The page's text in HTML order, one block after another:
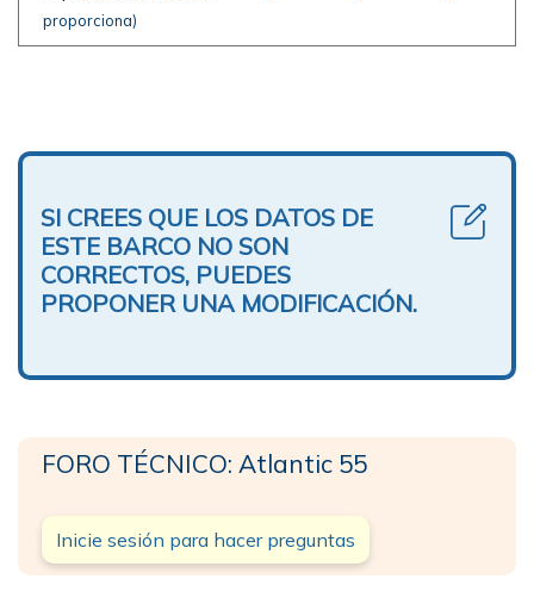
proporciona)
SI CREES QUE LOS DATOS DE
ESTE BARCO NO SON
CORRECTOS, PUEDES
PROPONER UNA MODIFICACIÓN.
FORO TÉCNICO: Atlantic 55
Inicie sesión para hacer preguntas